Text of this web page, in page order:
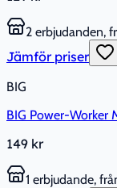
2 erbjudanden,
Jämför priser
BIG
BIG Power-Worker
149 kr
1 erbjudande,